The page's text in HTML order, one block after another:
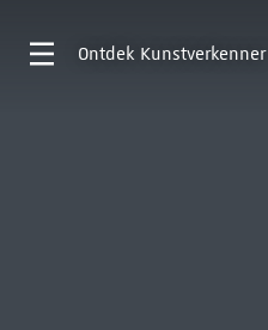
Ontdek Kunstverkenner